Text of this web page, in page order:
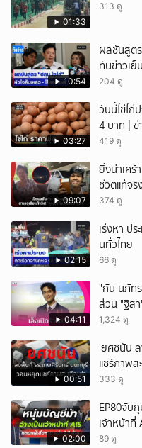
01:33
313 ดู
10:54
ผลชันสูตร
ทันข่าวเ
204 ดู
03:27
วันนี้ไข่ไก่
4 บาท |
419 ดู
09:07
ยิ่งน่าเศร้
ชีวิตแท้จ
รถเคลื่อนร่
374 ดู
02:15
เร่งหา ป
นทั่วไทย
66 ดู
04:11
"กัน นภัท
ส่วน "ฐิสา
1,324 ดู
00:51
'ยศชนัน
แชร์ภาพส
333 ดู
02:00
EP80จับ
เจ้าหน้า
ล้านบาท
89 ดู